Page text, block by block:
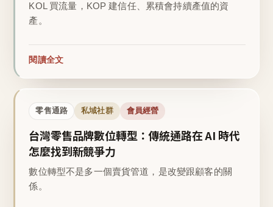
KOL 買流量，KOP 建信任、累積會持續產值的資
產。
閱讀全文
零售通路 私域社群 會員經營
台灣零售品牌數位轉型：傳統通路在 AI 時代
怎麼找到新競爭力
數位轉型不是多一個賣貨管道，是改變跟顧客的關
係。